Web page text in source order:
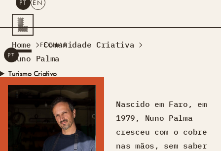
PESQUISAR
PT EN
Turismo Criativo
Rede de Oficinas
Formação
Residências Criativas
A AcontecerMontra
PT EN
FECHAR
Home
Comunidade Criativa
Nuno Palma
Nascido em Faro, em
1979, Nuno Palma
cresceu com o cobre
nas mãos, sem saber